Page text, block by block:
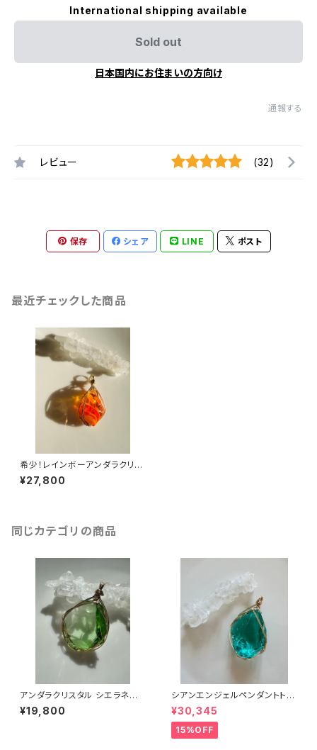
International shipping available
Sold out
日本国内にお住まいの方向け
通報する
レビュー (32)
保存 シェア LINE ポスト
最近チェックした商品
希少！レインボーアンダラクリス
タルrbw-wpt1
¥27,800
同じカテゴリの商品
アンダラクリスタル シエラネバ
ダ産/エターナルスプリング14k
gfワイヤーペンダントwesp-1
¥19,800
シアンエンジェルペンダントトッ
プcyp-6
¥30,345
15%OFF